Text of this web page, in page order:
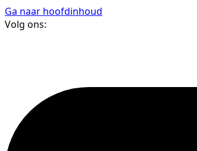
Ga naar hoofdinhoud
Volg ons: